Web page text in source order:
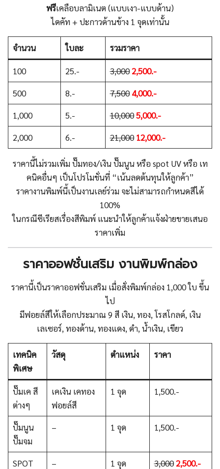
ฟรีเคลือบลามิเนต (แบบเงา-แบบด้าน)
ไดคัท + ปะกาวด้านข้าง 1 จุดเท่านั้น
จำนวน ใบละ รวมราคา
100 25.- 3,000 2,500.-
500 8.- 7,500 4,000.-
1,000 5.- 10,000 5,000.-
2,000 6.- 21,000 12,000.-
ราคานี้ไม่รวมเพิ่ม ปั๊มทอง/เงิน ปั๊มนูน หรือ spot UV หรือ เท
คนิคอื่นๆ เป็นโปรโมชั่นที่ “เน้นลดต้นทุนให้ลูกค้า”
ราคางานพิมพ์นี้เป็นงานเลย์ร่วม จะไม่สามารถกำหนดสีได้
100%
ในกรณีซีเรียสเรื่องสีพิมพ์ แนะนำให้ลูกค้าแจ้งฝ่ายขายเสนอ
ราคาเพิ่ม
ราคาออฟชั่นเสริม งานพิมพ์กล่อง
ราคานี้เป็นราคาออฟชั่นเสริม เมื่อสั่งพิมพ์กล่อง 1,000 ใบ ขึ้น
ไป
มีฟอยล์สีให้เลือกประมาณ 9 สี เงิน, ทอง, โรสโกลด์, เงิน
เลเซอร์, ทองด้าน, ทองแดง, ดำ, น้ำเงิน, เขียว
เทคนิค
พิเศษ
วัสดุ ตำแหน่ง ราคา
ปั๊มเค สี
ต่างๆ
เคเงิน เคทอง
ฟอยล์สี
1 จุด 1,500.-
ปั๊มนูน
ปั๊มจม
– 1 จุด 1,500.-
SPOT
– 1 จุด 3,000 2,500.-